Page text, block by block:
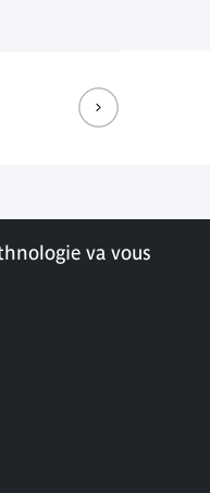
va vous